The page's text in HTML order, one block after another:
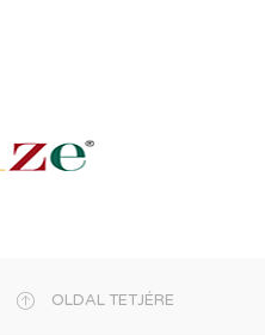
OLDAL TETJÉRE